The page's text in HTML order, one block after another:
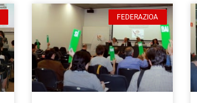
FEDERAZIOA